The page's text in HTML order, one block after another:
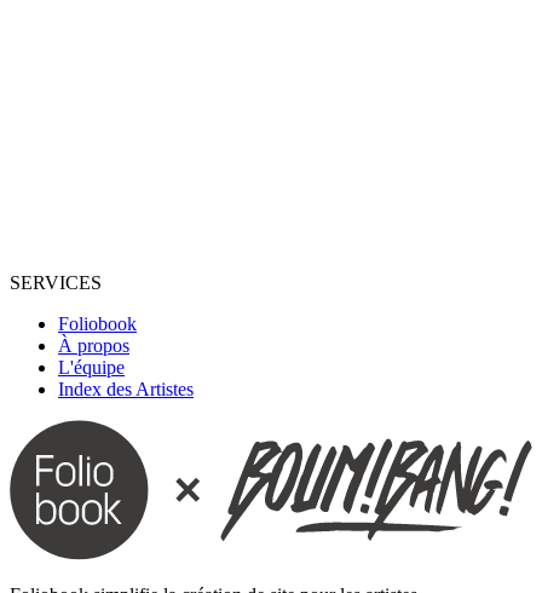
SERVICES
Foliobook
À propos
L'équipe
Index des Artistes